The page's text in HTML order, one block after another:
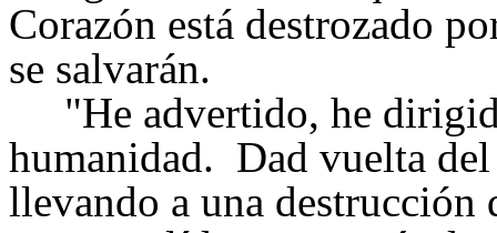
Corazón está destrozado
se salvarán.
"He advertido, he
humanidad. Dad vuelta
llevando a una